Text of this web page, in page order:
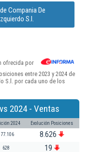
Compania De
S.l.
ofrecida por
entre 2023 y 2024 de
S.l. por cada uno de los
2024 - Ventas
2024 Evolución Posiciones
8.626
628 19